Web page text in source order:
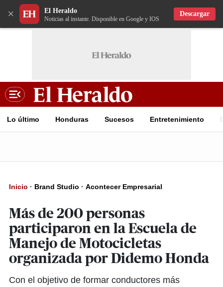
× El Heraldo
Noticias al instante. Disponible en Google y IOS
Descargar
Lo último Honduras Sucesos Entretenimiento
Inicio · Brand Studio · Acontecer Empresarial
Más de 200 personas
participaron en la Escuela de
Manejo de Motocicletas
organizada por Didemo Honda
Con el objetivo de formar conductores más